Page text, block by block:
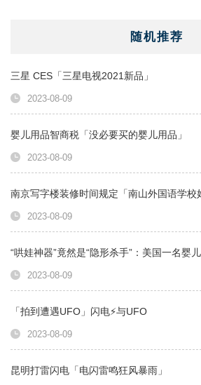
随机推荐
三星 CES「三星电视2021新品」
2023-08-09
婴儿用品智商税「没必要买的婴儿用品」
2023-08-09
南京写字楼装修时间规定「南山外国语学校
2023-08-09
“哄娃神器”竟然是“隐形杀手”：美国一名婴
2023-08-09
「拍到遭遇UFO」闪电⚡️与UFO
2023-08-09
昆明打雷闪电「电闪雷鸣狂风暴雨」